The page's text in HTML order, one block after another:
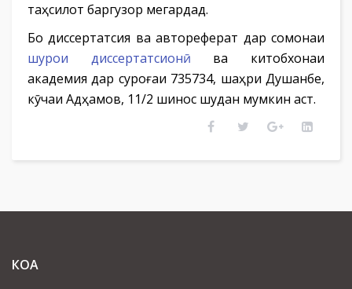
таҳсилот баргузор мегардад.
Бо диссертатсия ва автореферат дар сомонаи
шурои диссертатсионӣ ва китобхонаи
академия дар суроғаи 735734, шаҳри Душанбе,
кӯчаи Адҳамов, 11/2 шинос шудан мумкин аст.
КОА